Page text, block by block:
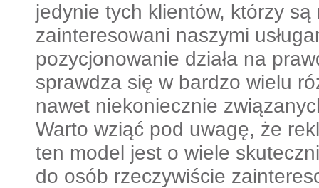
jedynie tych klientów, którzy są
zainteresowani naszymi
pozycjonowanie działa na
sprawdza się w bardzo wielu
nawet niekoniecznie
Warto wziąć pod uwagę, że
ten model jest o wiele
do osób rzeczywiście